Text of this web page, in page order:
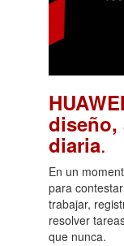
diseño,
diaria.
En un
para
trabajar,
resolver
que nunca.